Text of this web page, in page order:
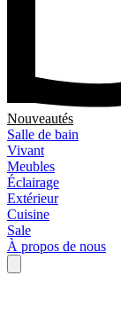
Nouveautés
Salle de bain
Vivant
Meubles
Éclairage
Extérieur
Cuisine
Sale
À propos de nous